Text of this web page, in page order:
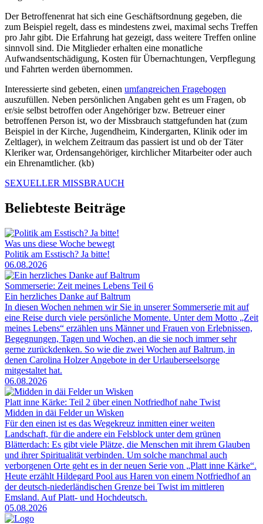
Der Betroffenenrat hat sich eine Geschäftsordnung gegeben, die
zum Beispiel regelt, dass es mindestens zwei, maximal sechs Treffen
pro Jahr gibt. Die Erfahrung hat gezeigt, dass weitere Treffen online
sinnvoll sind. Die Mitglieder erhalten eine monatliche
Aufwandsentschädigung, Kosten für Übernachtungen, Verpflegung
und Fahrten werden übernommen.
Interessierte sind gebeten, einen umfangreichen Fragebogen
auszufüllen. Neben persönlichen Angaben geht es um Fragen, ob
er/sie selbst betroffen oder Angehöriger bzw. Betreuer einer
betroffenen Person ist, wo der Missbrauch stattgefunden hat (zum
Beispiel in der Kirche, Jugendheim, Kindergarten, Klinik oder im
Zeltlager), in welchem Zeitraum das passiert ist und ob der Täter
Kleriker war, Ordensangehöriger, kirchlicher Mitarbeiter oder auch
ein Ehrenamtlicher. (kb)
SEXUELLER MISSBRAUCH
Beliebteste Beiträge
Was uns diese Woche bewegt
Politik am Esstisch? Ja bitte!
06.08.2026
Sommerserie: Zeit meines Lebens Teil 6
Ein herzliches Danke auf Baltrum
In diesen Wochen nehmen wir Sie in unserer Sommerserie mit auf
eine Reise durch viele persönliche Momente. Unter dem Motto „Zeit
meines Lebens“ erzählen uns Männer und Frauen von Erlebnissen,
Begegnungen, Tagen und Wochen, an die sie noch immer sehr
gerne zurückdenken. So wie die zwei Wochen auf Baltrum, in
denen Carolina Holzer Angebote in der Urlauberseelsorge
mitgestaltet hat.
06.08.2026
Platt inne Kärke: Teil 2 über einen Notfriedhof nahe Twist
Midden in däi Felder un Wisken
Für den einen ist es das Wegekreuz inmitten einer weiten
Landschaft, für die andere ein Felsblock unter dem grünen
Blätterdach: Es gibt viele Plätze, die Menschen mit ihrem Glauben
und ihrer Spiritualität verbinden. Um solche manchmal auch
verborgenen Orte geht es in der neuen Serie von „Platt inne Kärke“.
Heute erzählt Hildegard Pool aus Haren von einem Notfriedhof an
der deutsch-niederländischen Grenze bei Twist im mittleren
Emsland. Auf Platt- und Hochdeutsch.
05.08.2026